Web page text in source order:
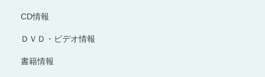
CD情報
ＤＶＤ・ビデオ情報
書籍情報